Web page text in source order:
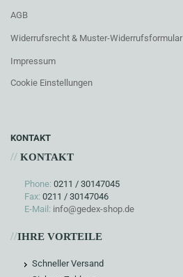
AGB
Widerrufsrecht & Muster-Widerrufsformular
Impressum
Cookie Einstellungen
KONTAKT
// KONTAKT
Phone: 0211 / 30147045
Fax: 0211 / 30147046
E-Mail: info@gedex-shop.de
//IHRE VORTEILE
Schneller Versand